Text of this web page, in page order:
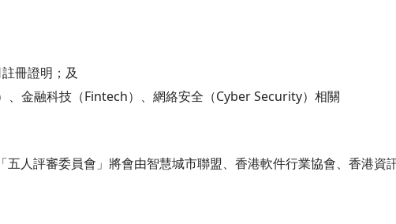
冊證明；及
、金融科技（Fintech）、網絡安全（Cyber Security）相關
人評審委員會」將會由智慧城市聯盟、香港軟件行業協會、香港資